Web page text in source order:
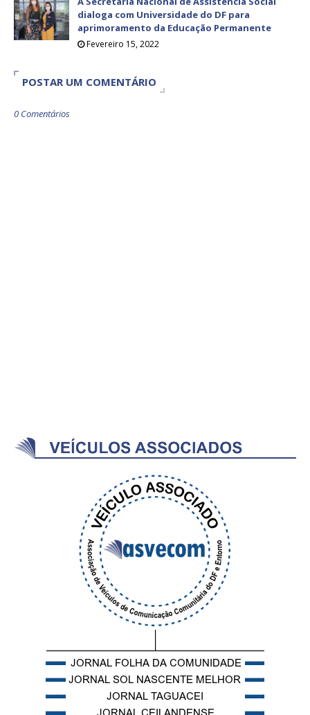
dialoga com Universidade do DF para
aprimoramento da Educação Permanente
Fevereiro 15, 2022
POSTAR UM COMENTÁRIO
0 Comentários